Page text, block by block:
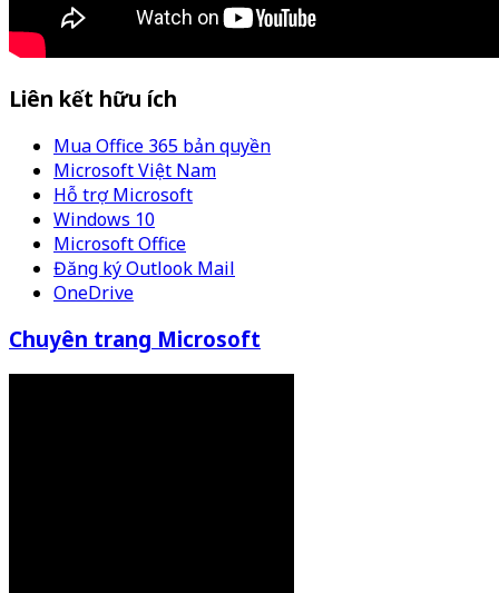
Liên kết hữu ích
Mua Office 365 bản quyền
Microsoft Việt Nam
Hỗ trợ Microsoft
Windows 10
Microsoft Office
Đăng ký Outlook Mail
OneDrive
Chuyên trang Microsoft